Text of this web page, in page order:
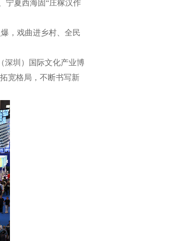
宁夏西海固“庄稼汉作
，戏曲进乡村、全民
圳）国际文化产业博
宽格局，不断书写新